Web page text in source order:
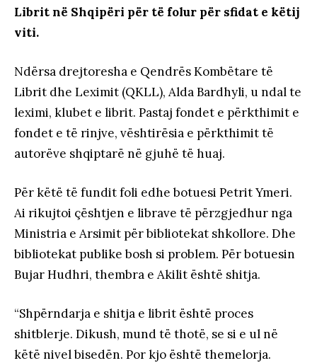
Librit në Shqipëri për të folur për sfidat e këtij
viti.
Ndërsa drejtoresha e Qendrës Kombëtare të
Librit dhe Leximit (QKLL), Alda Bardhyli, u ndal te
leximi, klubet e librit. Pastaj fondet e përkthimit e
fondet e të rinjve, vështirësia e përkthimit të
autorëve shqiptarë në gjuhë të huaj.
Për këtë të fundit foli edhe botuesi Petrit Ymeri.
Ai rikujtoi çështjen e librave të përzgjedhur nga
Ministria e Arsimit për bibliotekat shkollore. Dhe
bibliotekat publike bosh si problem. Për botuesin
Bujar Hudhri, thembra e Akilit është shitja.
“Shpërndarja e shitja e librit është proces
shitblerje. Dikush, mund të thotë, se si e ul në
këtë nivel bisedën. Por kjo është themelorja.